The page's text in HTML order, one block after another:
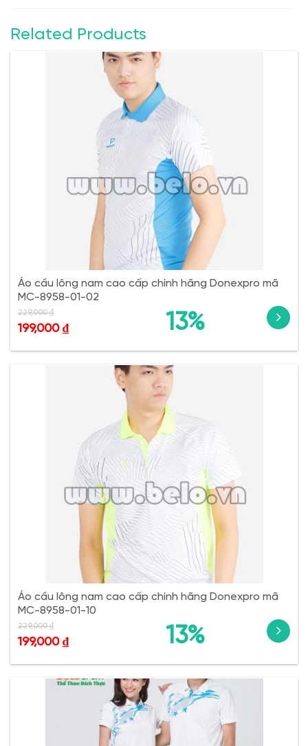
Related Products
Áo cầu lông nam cao cấp chính hãng Donexpro mã
MC-8958-01-02
13%
229,000₫
199,000 ₫
Áo cầu lông nam cao cấp chính hãng Donexpro mã
MC-8958-01-10
13%
229,000₫
199,000 ₫